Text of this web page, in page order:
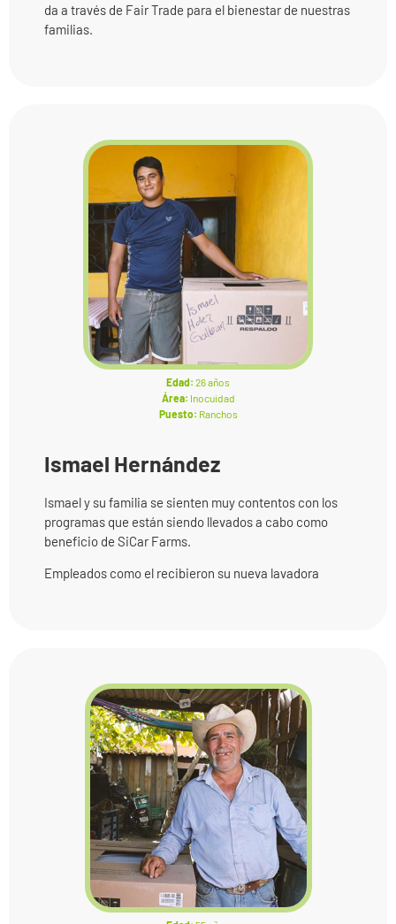
da a través de Fair Trade para el bienestar de nuestras
familias.
Edad: 26 años
Área: Inocuidad
Puesto: Ranchos
Ismael Hernández
Ismael y su familia se sienten muy contentos con los
programas que están siendo llevados a cabo como
beneficio de SiCar Farms.
Empleados como el recibieron su nueva lavadora